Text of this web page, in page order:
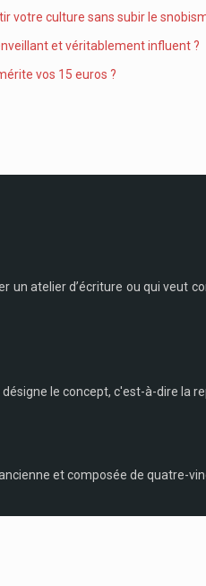
votre culture sans subir le
et véritablement influent ?
vos 15 euros ?
atelier d’écriture ou qui veut
le concept, c'est-à-dire la
et composée de quatre-